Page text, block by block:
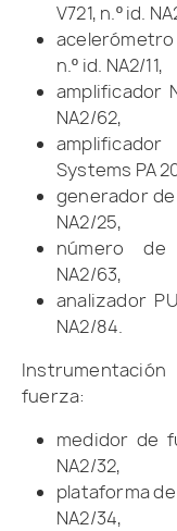
V721, n.º id.
n.º id. NA2/11,
amplificador
NA2/62,
Systems PA
generador de
NA2/25,
número de
NA2/63,
analizador
NA2/84.
fuerza:
medidor de
NA2/32,
plataforma
NA2/34,